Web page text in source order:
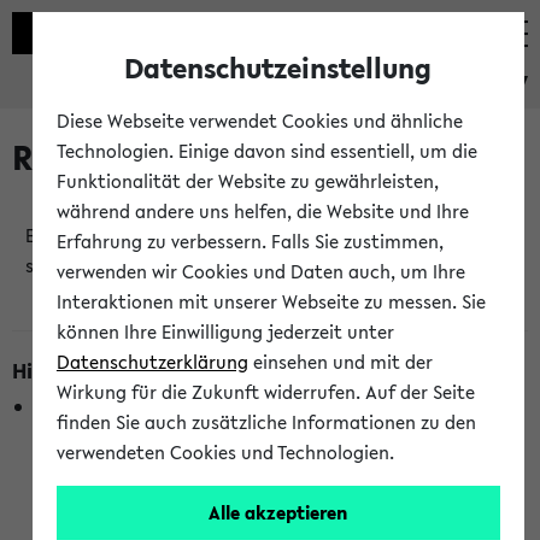
eKVV
Raumänderungen
Es wurden keine Raumänderungen an jetzt
stattfindenden Veranstaltungen gefunden!
Hinweise zur Liste der Raumänderungen
In dieser Liste werden nur Veranstaltungstermine
berücksichtigt, die gerade oder innerhalb der nächsten 2
Stunden stattfinden. Berücksichtigt werden nur Termine,
wurden. Die Anzeige ist semesterübergreifend und nicht
Datenschutzeinstellung
Diese Webseite verwendet Cookies und ähnliche
Technologien. Einige davon sind essentiell, um die
Funktionalität der Website zu gewährleisten,
während andere uns helfen, die Website und Ihre
Erfahrung zu verbessern. Falls Sie zustimmen,
verwenden wir Cookies und Daten auch, um Ihre
Interaktionen mit unserer Webseite zu messen. Sie
können Ihre Einwilligung jederzeit unter
Datenschutzerklärung einsehen und mit der
Wirkung für die Zukunft widerrufen. Auf der Seite
finden Sie auch zusätzliche Informationen zu den
verwendeten Cookies und Technologien.
Alle akzeptieren